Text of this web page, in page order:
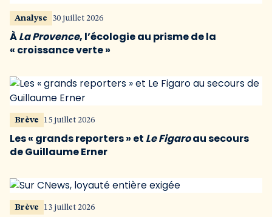
Analyse 30 juillet 2026
ÀLa Provence, l’écologie au prisme de la
« croissance verte »
Brève 15 juillet 2026
Les « grands reporters » et Le Figaroau secours
de Guillaume Erner
Brève 13 juillet 2026